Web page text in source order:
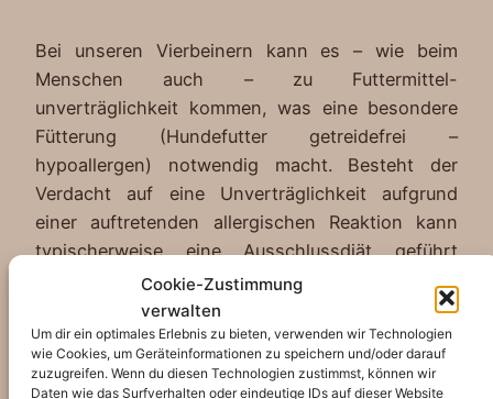
Cookie-Zustimmung
verwalten
Um dir ein optimales Erlebnis zu bieten, verwenden wir Technologien
wie Cookies, um Geräteinformationen zu speichern und/oder darauf
zuzugreifen. Wenn du diesen Technologien zustimmst, können wir
Daten wie das Surfverhalten oder eindeutige IDs auf dieser Website
Bei unseren Vierbeinern kann es – wie beim
Menschen auch – zu Futtermittel-
unverträglichkeit kommen, was eine besondere
Fütterung (Hundefutter getreidefrei –
hypoallergen) notwendig macht. Besteht der
Verdacht auf eine Unverträglichkeit aufgrund
einer auftretenden allergischen Reaktion kann
typischerweise eine Ausschlussdiät geführt
werden. Im Idealfall stellt sich durch diese Diät
heraus, was genau eine allergische Reaktion bei…
17. Februar 2023